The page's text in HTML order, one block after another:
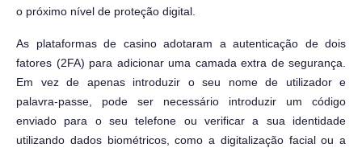
o próximo nível de proteção digital.
As plataformas de casino adotaram a autenticação de dois
fatores (2FA) para adicionar uma camada extra de segurança.
Em vez de apenas introduzir o seu nome de utilizador e
palavra-passe, pode ser necessário introduzir um código
enviado para o seu telefone ou verificar a sua identidade
utilizando dados biométricos, como a digitalização facial ou a